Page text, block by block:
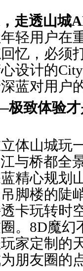
走透山城
轻用户在
忆，必须
设计的
蓝对用户
体山城玩
与桥都全
精心规划
脚楼的陡
卡玩转时
。8D魔幻
家定制的
朋友圈的